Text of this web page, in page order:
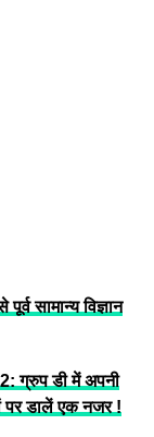
सामान्य विज्ञान
ग्रुप डी में अपनी
पर डालें एक नजर !